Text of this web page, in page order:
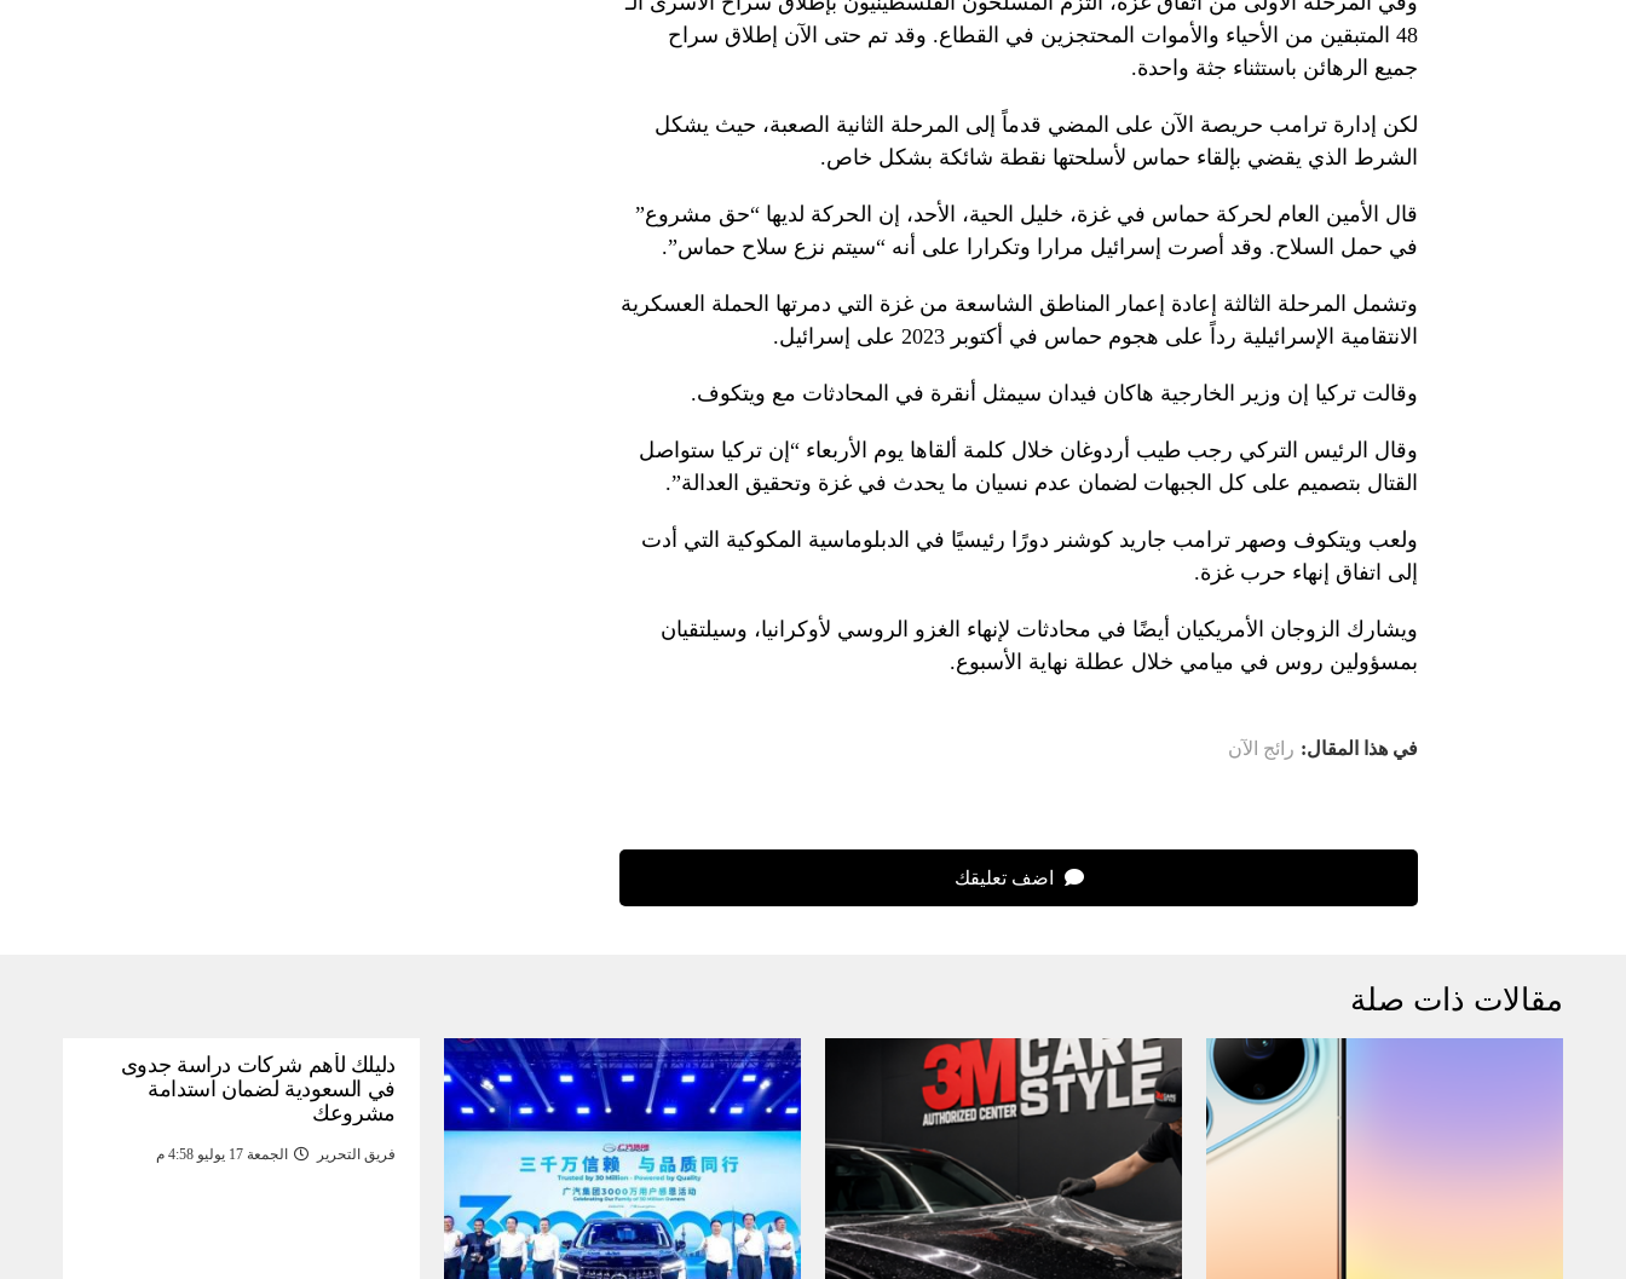
48 المتبقين من الأحياء والأموات المحتجزين في القطاع. وقد تم حتى الآن إطلاق سراح
جميع الرهائن باستثناء جثة واحدة.
لكن إدارة ترامب حريصة الآن على المضي قدماً إلى المرحلة الثانية الصعبة، حيث يشكل
الشرط الذي يقضي بإلقاء حماس لأسلحتها نقطة شائكة بشكل خاص.
قال الأمين العام لحركة حماس في غزة، خليل الحية، الأحد، إن الحركة لديها “حق مشروع”
في حمل السلاح. وقد أصرت إسرائيل مرارا وتكرارا على أنه “سيتم نزع سلاح حماس”.
وتشمل المرحلة الثالثة إعادة إعمار المناطق الشاسعة من غزة التي دمرتها الحملة العسكرية
الانتقامية الإسرائيلية رداً على هجوم حماس في أكتوبر 2023 على إسرائيل.
وقالت تركيا إن وزير الخارجية هاكان فيدان سيمثل أنقرة في المحادثات مع ويتكوف.
وقال الرئيس التركي رجب طيب أردوغان خلال كلمة ألقاها يوم الأربعاء “إن تركيا ستواصل
القتال بتصميم على كل الجبهات لضمان عدم نسيان ما يحدث في غزة وتحقيق العدالة”.
ولعب ويتكوف وصهر ترامب جاريد كوشنر دورًا رئيسيًا في الدبلوماسية المكوكية التي أدت
إلى اتفاق إنهاء حرب غزة.
ويشارك الزوجان الأمريكيان أيضًا في محادثات لإنهاء الغزو الروسي لأوكرانيا، وسيلتقيان
بمسؤولين روس في ميامي خلال عطلة نهاية الأسبوع.
في هذا المقال: رائج الآن
اضف تعليقك
مقالات ذات صلة
دليلك لأهم شركات دراسة جدوى
في السعودية لضمان استدامة
مشروعك
فريق التحرير الجمعة 17 يوليو 4:58 م